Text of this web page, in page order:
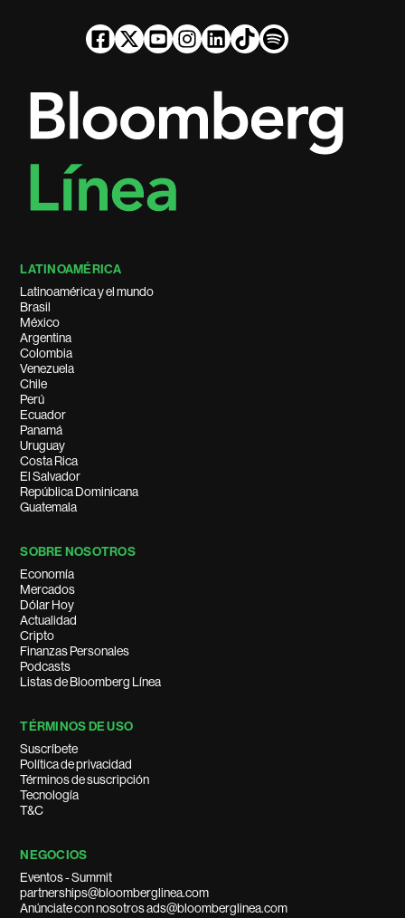
LATINOAMÉRICA
Latinoamérica y el mundo
Brasil
México
Argentina
Colombia
Venezuela
Chile
Perú
Ecuador
Panamá
Uruguay
Costa Rica
El Salvador
República Dominicana
Guatemala
SOBRE NOSOTROS
Economía
Mercados
Dólar Hoy
Actualidad
Cripto
Finanzas Personales
Podcasts
Listas de Bloomberg Línea
TÉRMINOS DE USO
Suscríbete
Política de privacidad
Términos de suscripción
Tecnología
T&C
NEGOCIOS
Eventos - Summit
partnerships@bloomberglinea.com
Anúnciate con nosotros ads@bloomberglinea.com